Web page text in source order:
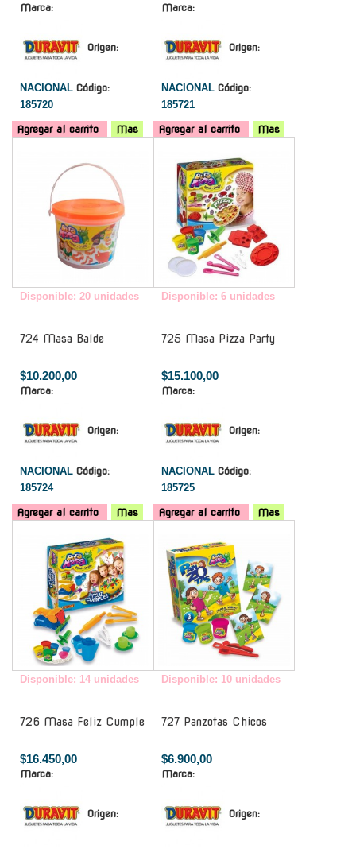
Marca:
Origen:
NACIONAL Código:
185720
Agregar al carrito Mas
Marca:
Origen:
NACIONAL Código:
185721
Agregar al carrito
Mas
Disponible: 20 unidades
724 Masa Balde
$10.200,00
Marca:
Origen:
NACIONAL Código:
185724
Agregar al carrito Mas
Disponible: 6 unidades
725 Masa Pizza Party
$15.100,00
Marca:
Origen:
NACIONAL Código:
185725
Agregar al carrito
Mas
Disponible: 14 unidades
726 Masa Feliz Cumple
$16.450,00
Marca:
Origen:
Disponible: 10 unidades
727 Panzotas Chicos
$6.900,00
Marca:
Origen: